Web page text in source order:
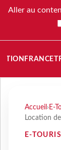
Aller au
FRANCE
Accueil › E-
Location
E-